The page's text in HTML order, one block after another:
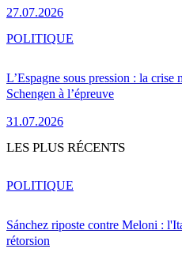
27.07.2026
L’Espagne sous pression : la crise
Schengen à l’épreuve
31.07.2026
POLITIQUE
LES PLUS RÉCENTS
Sánchez riposte contre Meloni :
rétorsion
POLITIQUE